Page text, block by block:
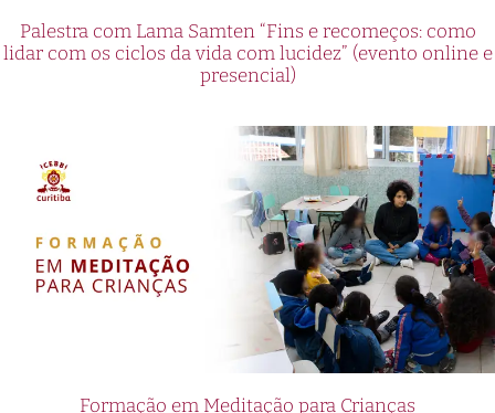
Palestra com Lama Samten “Fins e recomeços: como
lidar com os ciclos da vida com lucidez” (evento online e
presencial)
Formação em Meditação para Crianças